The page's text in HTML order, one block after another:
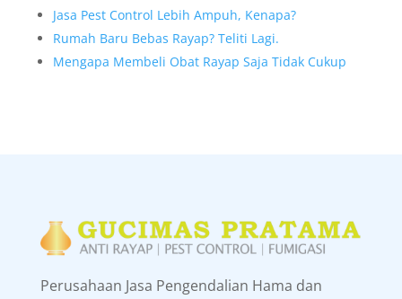
Jasa Pest Control Lebih Ampuh, Kenapa?
Rumah Baru Bebas Rayap? Teliti Lagi.
Mengapa Membeli Obat Rayap Saja Tidak Cukup
Perusahaan Jasa Pengendalian Hama dan